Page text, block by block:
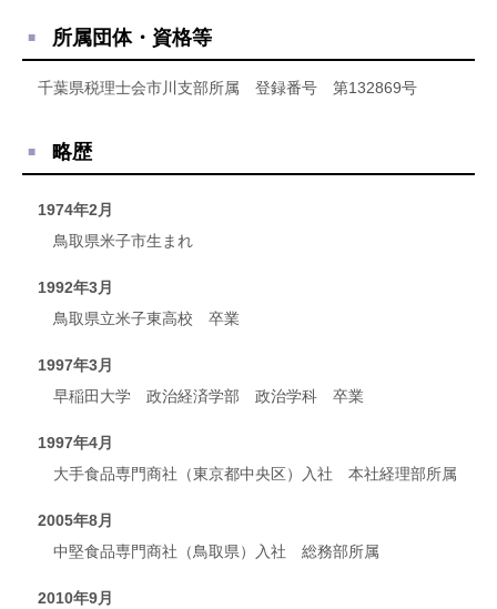
所属団体・資格等
千葉県税理士会市川支部所属 登録番号 第132869号
略歴
1974年2月
鳥取県米子市生まれ
1992年3月
鳥取県立米子東高校 卒業
1997年3月
早稲田大学 政治経済学部 政治学科 卒業
1997年4月
大手食品専門商社（東京都中央区）入社 本社経理部所属
2005年8月
中堅食品専門商社（鳥取県）入社 総務部所属
2010年9月